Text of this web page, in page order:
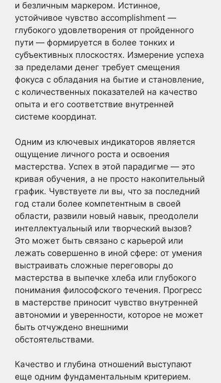
и безличным маркером. Истинное,
устойчивое чувство accomplishment —
глубокого удовлетворения от пройденного
пути — формируется в более тонких и
субъективных плоскостях. Измерение успеха
за пределами денег требует смещения
фокуса с обладания на бытие и становление,
с количественных показателей на качество
опыта и его соответствие внутренней
системе координат.
Одним из ключевых индикаторов является
ощущение личного роста и освоения
мастерства. Успех в этой парадигме — это
кривая обучения, а не просто накопительный
график. Чувствуете ли вы, что за последний
год стали более компетентным в своей
области, развили новый навык, преодолели
интеллектуальный или творческий вызов?
Это может быть связано с карьерой или
лежать совершенно в иной сфере: от умения
выстраивать сложные переговоры до
мастерства в выпечке хлеба или глубокого
понимания философского течения. Прогресс
в мастерстве приносит чувство внутренней
автономии и уверенности, которое не может
быть отчуждено внешними
обстоятельствами.
Качество и глубина отношений выступают
еще одним фундаментальным критерием.